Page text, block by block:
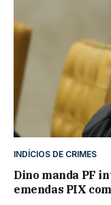
INDÍCIOS DE CRIMES
Dino manda PF
emendas PIX